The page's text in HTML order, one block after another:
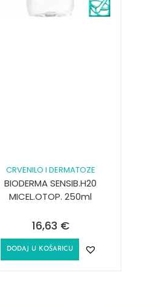
CRVENILO I DERMATOZE
BIODERMA SENSIB.H20
MICEL.OTOP. 250ml
16,63 €
DODAJ U KOŠARICU